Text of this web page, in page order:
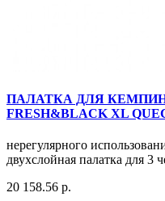
ПАЛАТКА ДЛЯ
FRESH&BLACK XL
нерегулярного
двухслойная палатка для 3
20 158.56 р.